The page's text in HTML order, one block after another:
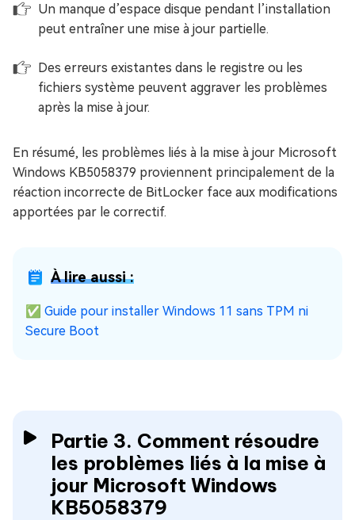
Un manque d’espace disque pendant l’installation
peut entraîner une mise à jour partielle.
Des erreurs existantes dans le registre ou les
fichiers système peuvent aggraver les problèmes
après la mise à jour.
En résumé, les problèmes liés à la mise à jour Microsoft
Windows KB5058379 proviennent principalement de la
réaction incorrecte de BitLocker face aux modifications
apportées par le correctif.
À lire aussi :
✅ Guide pour installer Windows 11 sans TPM ni
Secure Boot
Partie 3. Comment résoudre
les problèmes liés à la mise à
jour Microsoft Windows
KB5058379